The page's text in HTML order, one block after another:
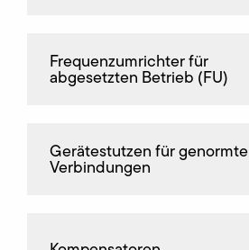
Frequenz­umrichter für
abgesetzten Betrieb (FU)
Gerätestutzen für genormte
Verbindungen